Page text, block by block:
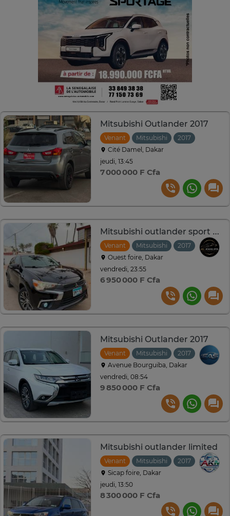
Mitsubishi Outlander 2017
Venant Mitsubishi 2017
Cité Damel, Dakar
jeudi, 13:45
7 000 000 F Cfa
Mitsubishi outlander sport Année 2017
Venant Mitsubishi 2017
Ouest foire, Dakar
vendredi, 23:55
6 950 000 F Cfa
Mitsubishi Outlander 2017
Venant Mitsubishi 2017
Avenue Bourguiba, Dakar
vendredi, 08:54
9 850 000 F Cfa
Mitsubishi outlander limited
Venant Mitsubishi 2017
Sicap foire, Dakar
jeudi, 13:50
8 300 000 F Cfa